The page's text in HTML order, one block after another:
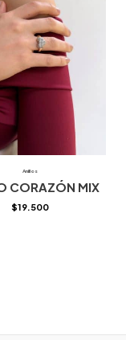
Anillos
CORAZÓN MIX
$19.500